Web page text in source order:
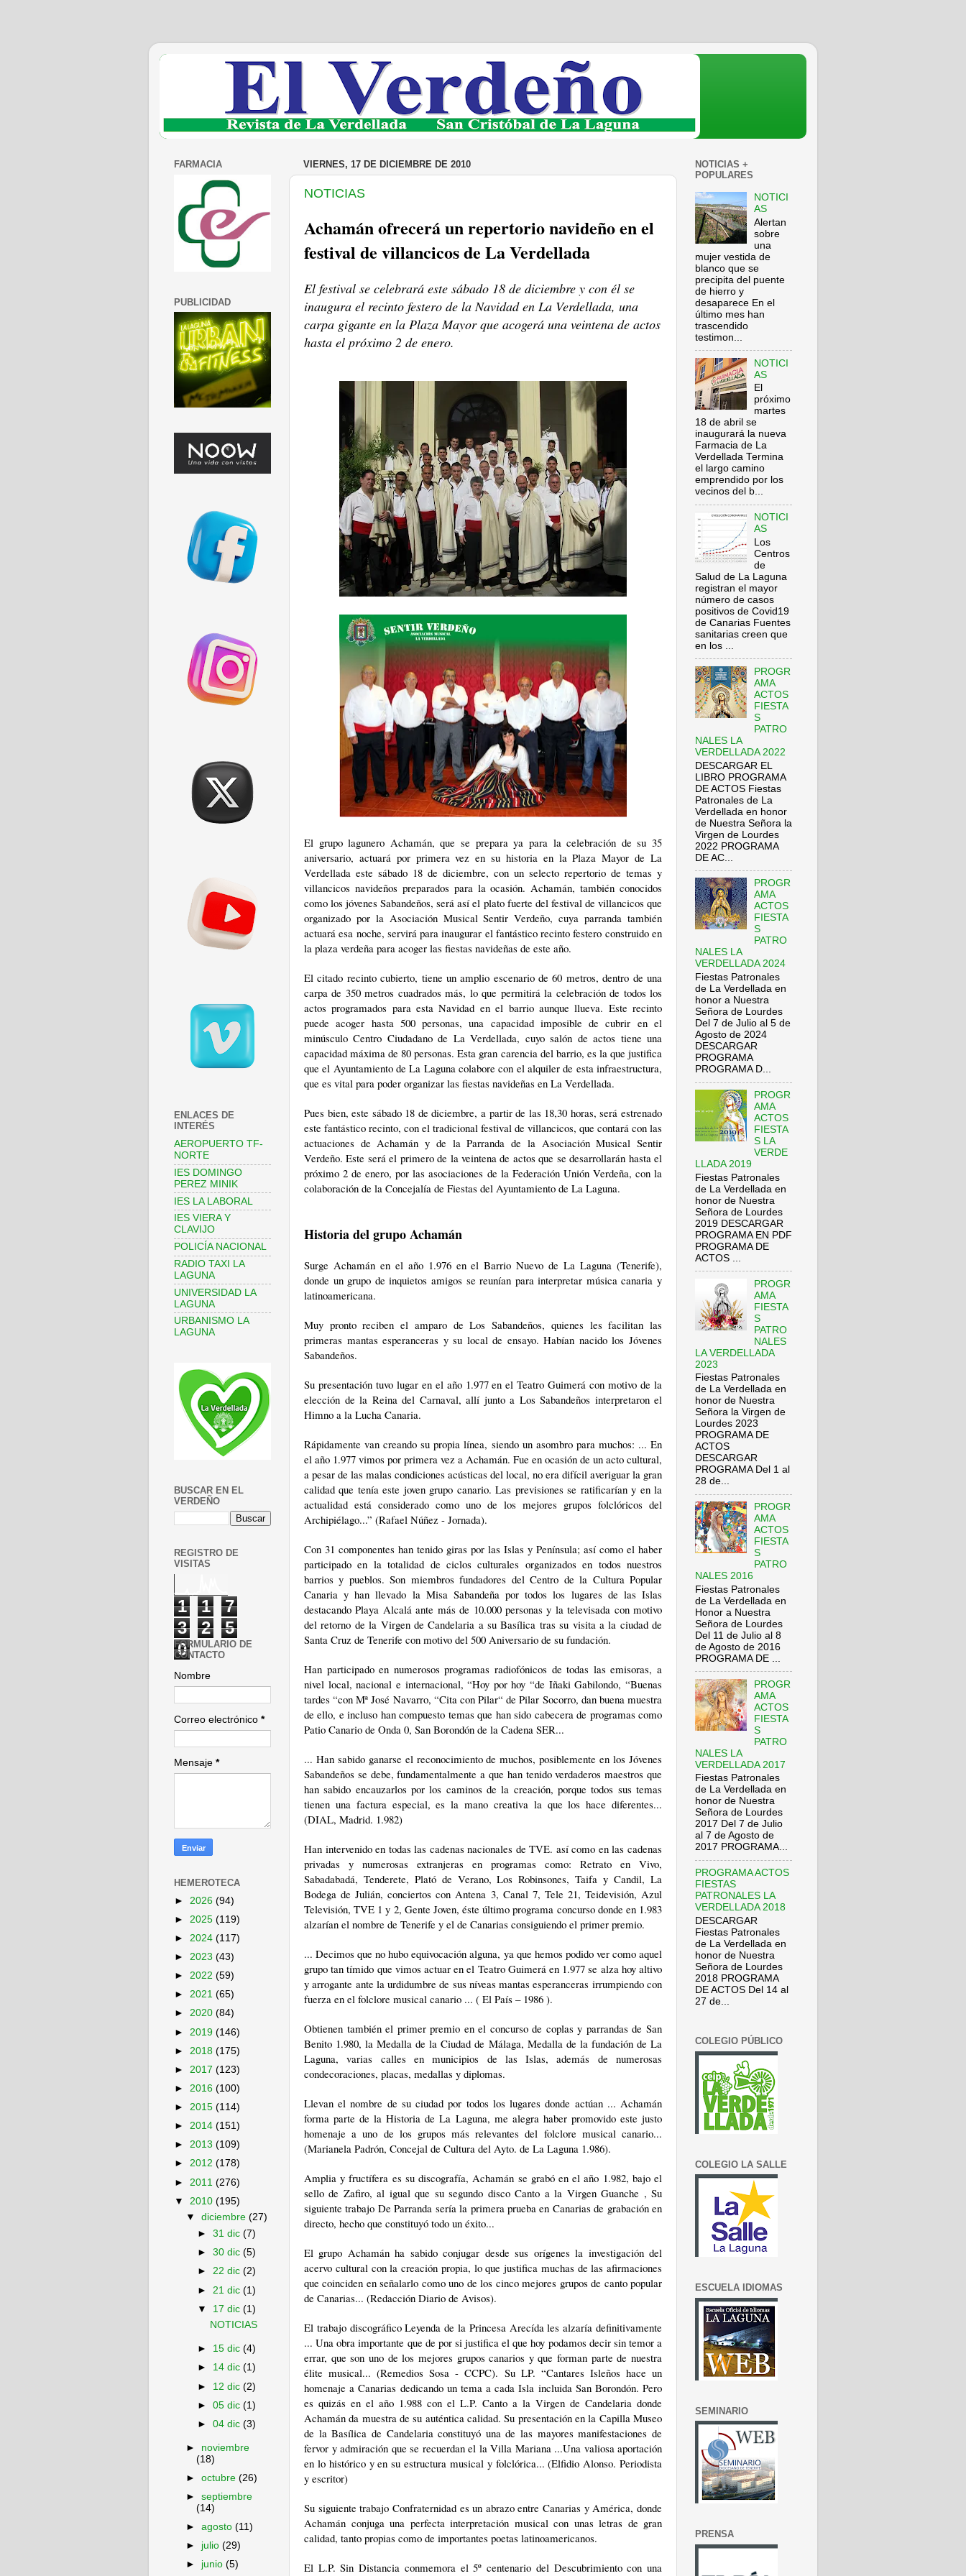
VIERNES, 17 DE DICIEMBRE DE 2010
NOTICIAS
Achamán ofrecerá un repertorio navideño en el
festival de villancicos de La Verdellada
El festival se celebrará este sábado 18 de diciembre y con él se
inaugura el recinto festero de la Navidad en La Verdellada, una
carpa gigante en la Plaza Mayor que acogerá una veintena de actos
hasta el próximo 2 de enero.
El grupo lagunero Achamán, que se prepara ya para la celebración de su 35
aniversario, actuará por primera vez en su historia en la Plaza Mayor de La
Verdellada este sábado 18 de diciembre, con un selecto repertorio de temas y
villancicos navideños preparados para la ocasión. Achamán, también conocidos
como los jóvenes Sabandeños, será así el plato fuerte del festival de villancicos que
organizado por la Asociación Musical Sentir Verdeño, cuya parranda también
actuará esa noche, servirá para inaugurar el fantástico recinto festero construido en
la plaza verdeña para acoger las fiestas navideñas de este año.
El citado recinto cubierto, tiene un amplio escenario de 60 metros, dentro de una
carpa de 350 metros cuadrados más, lo que permitirá la celebración de todos los
actos programados para esta Navidad en el barrio aunque llueva. Este recinto
puede acoger hasta 500 personas, una capacidad imposible de cubrir en el
minúsculo Centro Ciudadano de La Verdellada, cuyo salón de actos tiene una
capacidad máxima de 80 personas. Esta gran carencia del barrio, es la que justifica
que el Ayuntamiento de La Laguna colabore con el alquiler de esta infraestructura,
que es vital para poder organizar las fiestas navideñas en La Verdellada.
Pues bien, este sábado 18 de diciembre, a partir de las 18,30 horas, será estrenado
este fantástico recinto, con el tradicional festival de villancicos, que contará con las
actuaciones de Achamán y de la Parranda de la Asociación Musical Sentir
Verdeño. Este será el primero de la veintena de actos que se desarrollarán hasta el
próximo 2 de enero, por las asociaciones de la Federación Unión Verdeña, con la
colaboración de la Concejalía de Fiestas del Ayuntamiento de La Laguna.
Historia del grupo Achamán
Surge Achamán en el año 1.976 en el Barrio Nuevo de La Laguna (Tenerife),
donde un grupo de inquietos amigos se reunían para interpretar música canaria y
latinoamericana.
Muy pronto reciben el amparo de Los Sabandeños, quienes les facilitan las
primeras mantas esperanceras y su local de ensayo. Habían nacido los Jóvenes
Sabandeños.
Su presentación tuvo lugar en el año 1.977 en el Teatro Guimerá con motivo de la
elección de la Reina del Carnaval, allí junto a Los Sabandeños interpretaron el
Himno a la Lucha Canaria.
Rápidamente van creando su propia línea, siendo un asombro para muchos: ... En
el año 1.977 vimos por primera vez a Achamán. Fue en ocasión de un acto cultural,
a pesar de las malas condiciones acústicas del local, no era difícil averiguar la gran
calidad que tenía este joven grupo canario. Las previsiones se ratificarían y en la
actualidad está considerado como uno de los mejores grupos folclóricos del
Archipiélago...” (Rafael Núñez - Jornada).
Con 31 componentes han tenido giras por las Islas y Península; así como el haber
participado en la totalidad de ciclos culturales organizados en todos nuestros
barrios y pueblos. Son miembros fundadores del Centro de la Cultura Popular
Canaria y han llevado la Misa Sabandeña por todos los lugares de las Islas
destacando Playa Alcalá ante más de 10.000 personas y la televisada con motivo
del retorno de la Virgen de Candelaria a su Basílica tras su visita a la ciudad de
Santa Cruz de Tenerife con motivo del 500 Aniversario de su fundación.
Han participado en numerosos programas radiofónicos de todas las emisoras, a
nivel local, nacional e internacional, “Hoy por hoy “de Iñaki Gabilondo, “Buenas
tardes “con Mª José Navarro, “Cita con Pilar“ de Pilar Socorro, dan buena muestra
de ello, e incluso han compuesto temas que han sido cabecera de programas como
Patio Canario de Onda 0, San Borondón de la Cadena SER...
... Han sabido ganarse el reconocimiento de muchos, posiblemente en los Jóvenes
Sabandeños se debe, fundamentalmente a que han tenido verdaderos maestros que
han sabido encauzarlos por los caminos de la creación, porque todos sus temas
tienen una factura especial, es la mano creativa la que los hace diferentes...
(DIAL, Madrid. 1.982)
Han intervenido en todas las cadenas nacionales de TVE. así como en las cadenas
privadas y numerosas extranjeras en programas como: Retrato en Vivo,
Sabadabadá, Tenderete, Plató de Verano, Los Robinsones, Taifa y Candil, La
Bodega de Julián, conciertos con Antena 3, Canal 7, Tele 21, Teidevisión, Azul
Televisión, TVE 1 y 2, Gente Joven, éste último programa concurso donde en 1.983
alzarían el nombre de Tenerife y el de Canarias consiguiendo el primer premio.
... Decimos que no hubo equivocación alguna, ya que hemos podido ver como aquel
grupo tan tímido que vimos actuar en el Teatro Guimerá en 1.977 se alza hoy altivo
y arrogante ante la urdidumbre de sus níveas mantas esperanceras irrumpiendo con
fuerza en el folclore musical canario ... ( El País – 1986 ).
Obtienen también el primer premio en el concurso de coplas y parrandas de San
Benito 1.980, la Medalla de la Ciudad de Málaga, Medalla de la fundación de La
Laguna, varias calles en municipios de las Islas, además de numerosas
condecoraciones, placas, medallas y diplomas.
Llevan el nombre de su ciudad por todos los lugares donde actúan ... Achamán
forma parte de la Historia de La Laguna, me alegra haber promovido este justo
homenaje a uno de los grupos más relevantes del folclore musical canario...
(Marianela Padrón, Concejal de Cultura del Ayto. de La Laguna 1.986).
Amplia y fructífera es su discografía, Achamán se grabó en el año 1.982, bajo el
sello de Zafiro, al igual que su segundo disco Canto a la Virgen Guanche , Su
siguiente trabajo De Parranda sería la primera prueba en Canarias de grabación en
directo, hecho que constituyó todo un éxito...
El grupo Achamán ha sabido conjugar desde sus orígenes la investigación del
acervo cultural con la creación propia, lo que justifica muchas de las afirmaciones
que coinciden en señalarlo como uno de los cinco mejores grupos de canto popular
de Canarias... (Redacción Diario de Avisos).
El trabajo discográfico Leyenda de la Princesa Arecída les alzaría definitivamente
... Una obra importante que de por si justifica el que hoy podamos decir sin temor a
errar, que son uno de los mejores grupos canarios y que forman parte de nuestra
élite musical... (Remedios Sosa - CCPC). Su LP. “Cantares Isleños hace un
homenaje a Canarias dedicando un tema a cada Isla incluida San Borondón. Pero
es quizás en el año 1.988 con el L.P. Canto a la Virgen de Candelaria donde
Achamán da muestra de su auténtica calidad. Su presentación en la Capilla Museo
de la Basílica de Candelaria constituyó una de las mayores manifestaciones de
fervor y admiración que se recuerdan el la Villa Mariana ...Una valiosa aportación
en lo histórico y en su estructura musical y folclórica... (Elfidio Alonso. Periodista
y escritor)
Su siguiente trabajo Confraternidad es un abrazo entre Canarias y América, donde
Achamán conjuga una perfecta interpretación musical con unas letras de gran
calidad, tanto propias como de importantes poetas latinoamericanos.
El L.P. Sin Distancia conmemora el 5º centenario del Descubrimiento con una
FARMACIA
PUBLICIDAD
ENLACES DE
INTERÉS
AEROPUERTO TF-
NORTE
IES DOMINGO
PEREZ MINIK
IES LA LABORAL
IES VIERA Y
CLAVIJO
POLICÍA NACIONAL
RADIO TAXI LA
LAGUNA
UNIVERSIDAD LA
LAGUNA
URBANISMO LA
LAGUNA
BUSCAR EN EL
VERDEÑO
REGISTRO DE
VISITAS
1 1
7
3
2
5
0
FORMULARIO DE
CONTACTO
Nombre
Correo electrónico *
Mensaje *
HEMEROTECA
► 2026 (94)
► 2025 (119)
► 2024 (117)
► 2023 (43)
► 2022 (59)
► 2021 (65)
► 2020 (84)
► 2019 (146)
► 2018 (175)
► 2017 (123)
► 2016 (100)
► 2015 (114)
► 2014 (151)
► 2013 (109)
► 2012 (178)
► 2011 (276)
▼ 2010 (195)
▼diciembre(27)
►31 dic(7)
►30 dic(5)
►22 dic(2)
► 21 dic(1)
▼ 17 dic(1)
NOTICIAS
► 15 dic(4)
► 14 dic(1)
► 12 dic(2)
►05 dic(1)
►04 dic(3)
► noviembre
(18)
►octubre(26)
►septiembre
(14)
►agosto(11)
► julio(29)
► junio(5)
NOTICIAS +
POPULARES
NOTICI
AS
Alertan
sobre
una
mujer vestida de
blanco que se
precipita del puente
de hierro y
desaparece En el
último mes han
trascendido
testimon...
NOTICI
AS
El
próximo
martes
18 de abril se
inaugurará la nueva
Farmacia de La
Verdellada Termina
el largo camino
emprendido por los
vecinos del b...
NOTICI
AS
Los
Centros
de
Salud de La Laguna
registran el mayor
número de casos
positivos de Covid19
de Canarias Fuentes
sanitarias creen que
en los ...
PROGR
AMA
ACTOS
FIESTA
S
PATRO
NALES LA
VERDELLADA 2022
DESCARGAR EL
LIBRO PROGRAMA
DE ACTOS Fiestas
Patronales de La
Verdellada en honor
de Nuestra Señora la
Virgen de Lourdes
2022 PROGRAMA
DE AC...
PROGR
AMA
ACTOS
FIESTA
S
PATRO
NALES LA
VERDELLADA 2024
Fiestas Patronales
de La Verdellada en
honor a Nuestra
Señora de Lourdes
Del 7 de Julio al 5 de
Agosto de 2024
DESCARGAR
PROGRAMA
PROGRAMA D...
PROGR
AMA
ACTOS
FIESTA
S LA
VERDE
LLADA 2019
Fiestas Patronales
de La Verdellada en
honor de Nuestra
Señora de Lourdes
2019 DESCARGAR
PROGRAMA EN PDF
PROGRAMA DE
ACTOS ...
PROGR
AMA
FIESTA
S
PATRO
NALES
LA VERDELLADA
2023
Fiestas Patronales
de La Verdellada en
honor de Nuestra
Señora la Virgen de
Lourdes 2023
PROGRAMA DE
ACTOS
DESCARGAR
PROGRAMA Del 1 al
28 de...
PROGR
AMA
ACTOS
FIESTA
S
PATRO
NALES 2016
Fiestas Patronales
de La Verdellada en
Honor a Nuestra
Señora de Lourdes
Del 11 de Julio al 8
de Agosto de 2016
PROGRAMA DE ...
PROGR
AMA
ACTOS
FIESTA
S
PATRO
NALES LA
VERDELLADA 2017
Fiestas Patronales
de La Verdellada en
honor de Nuestra
Señora de Lourdes
2017 Del 7 de Julio
al 7 de Agosto de
2017 PROGRAMA...
PROGRAMA ACTOS
FIESTAS
PATRONALES LA
VERDELLADA 2018
DESCARGAR
Fiestas Patronales
de La Verdellada en
honor de Nuestra
Señora de Lourdes
2018 PROGRAMA
DE ACTOS Del 14 al
27 de...
COLEGIO PÚBLICO
COLEGIO LA SALLE
ESCUELA IDIOMAS
SEMINARIO
PRENSA